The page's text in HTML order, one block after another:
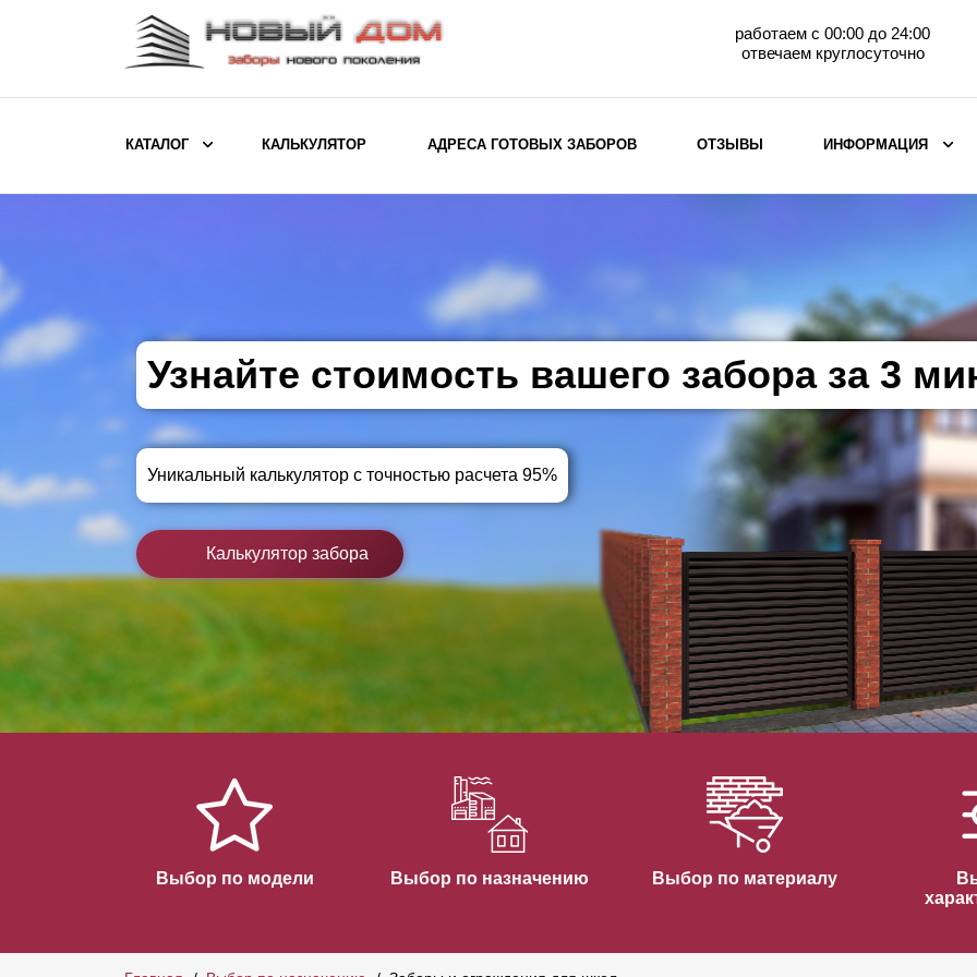
работаем с 00:00 до 24:00
отвечаем круглосуточно
КАТАЛОГ
Заборы Жалюзи
ВЫБОР ПО НАЗНАЧЕНИЮ
садов
Заборы для дачи
Элитные заборы для коттеджей
Заборы и ограждения для школ
Забор на участок 10 соток
Металлические заборы для дачи
Забор жалюзи с кирпичными столбами
Металлические ограждения
ВЫБОР ПО ХАРАКТЕРИСТИКАМ
Горизонтальные заборы
Высокие заборы
Красивые, дизайнерские заборы
ВЫБОР ПО СПОСОБУ МОНТАЖА
Заборы под ключ
Готовые заборы
Быстровозводимые заборы
КАЛЬКУЛЯТОР АДРЕСА ГОТОВЫХ ЗАБОРОВ ОТЗЫВЫ ИНФОРМАЦИЯ
Узнайте стоимость вашего забора за 3
Уникальный калькулятор с точностью расчета 95%
Калькулятор забора
Выбор по модели Выбор по назначению Выбор по материалу